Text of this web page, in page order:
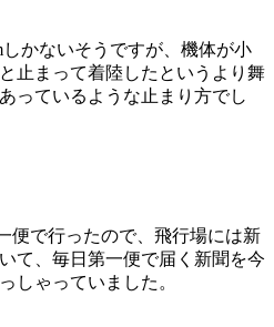
かないそうですが、機体が小
止まって着陸したというより舞
っているような止まり方でし
便で行ったので、飛行場には新
て、毎日第一便で届く新聞を今
しゃっていました。